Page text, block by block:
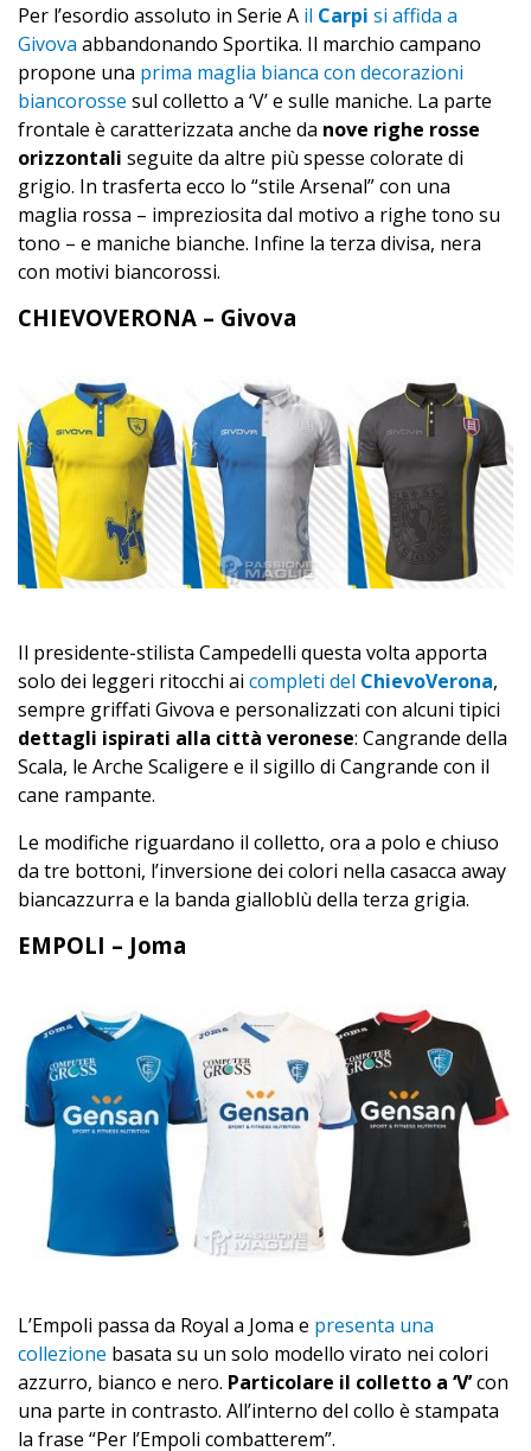
Per l’esordio assoluto in Serie A il Carpi si affida a
Givova abbandonando Sportika. Il marchio campano
propone una prima maglia bianca con decorazioni
biancorosse sul colletto a ‘V’ e sulle maniche. La parte
frontale è caratterizzata anche da nove righe rosse
orizzontali seguite da altre più spesse colorate di
grigio. In trasferta ecco lo “stile Arsenal” con una
maglia rossa – impreziosita dal motivo a righe tono su
tono – e maniche bianche. Infine la terza divisa, nera
con motivi biancorossi.
CHIEVOVERONA – Givova
Il presidente-stilista Campedelli questa volta apporta
solo dei leggeri ritocchi ai completi del ChievoVerona,
sempre griffati Givova e personalizzati con alcuni tipici
dettagli ispirati alla città veronese: Cangrande della
Scala, le Arche Scaligere e il sigillo di Cangrande con il
cane rampante.
Le modifiche riguardano il colletto, ora a polo e chiuso
da tre bottoni, l’inversione dei colori nella casacca away
biancazzurra e la banda gialloblù della terza grigia.
EMPOLI – Joma
L’Empoli passa da Royal a Joma e presenta una
collezione basata su un solo modello virato nei colori
azzurro, bianco e nero. Particolare il colletto a ‘V’con
una parte in contrasto. All’interno del collo è stampata
la frase “Per l’Empoli combatterem”.